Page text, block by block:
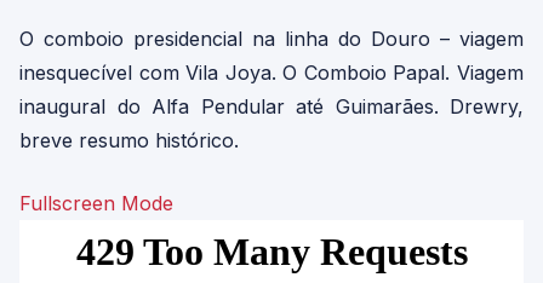
O comboio presidencial na linha do Douro – viagem
inesquecível com Vila Joya. O Comboio Papal. Viagem
inaugural do Alfa Pendular até Guimarães. Drewry,
breve resumo histórico.
Fullscreen Mode